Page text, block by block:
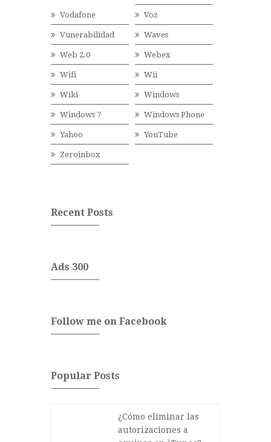
Vodafone Voz
Vunerabilidad Waves
Web 2.0 Webex
Wifi Wii
Wiki Windows
Windows 7 Windows Phone
Yahoo YouTube
Zeroinbox
Recent Posts
Ads 300
Follow me on Facebook
Popular Posts
¿Cómo eliminar las
autorizaciones a